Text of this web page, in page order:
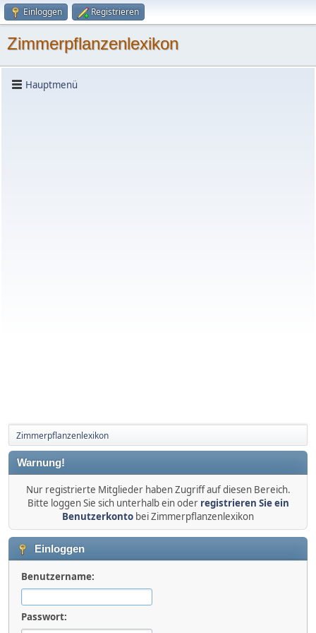
Einloggen Registrieren
Zimmerpflanzenlexikon
Hauptmenü
Zimmerpflanzenlexikon
Warnung!
Nur registrierte Mitglieder haben Zugriff auf diesen Bereich.
Bitte loggen Sie sich unterhalb ein oder registrieren Sie ein
Benutzerkonto bei Zimmerpflanzenlexikon
Einloggen
Benutzername:
Passwort: